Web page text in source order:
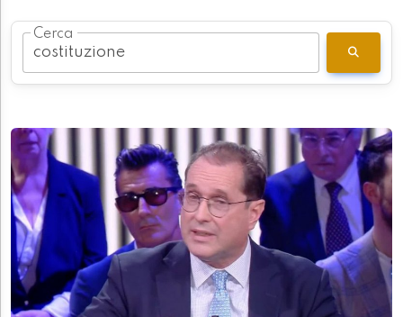
Cerca